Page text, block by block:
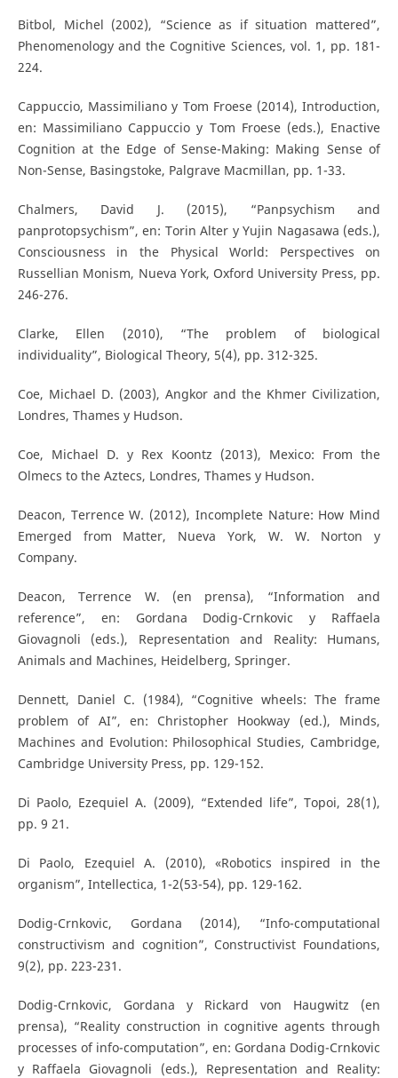
Bitbol, Michel (2002), “Science as if situation mattered”,
Phenomenology and the Cognitive Sciences, vol. 1, pp. 181-
224.
Cappuccio, Massimiliano y Tom Froese (2014), Introduction,
en: Massimiliano Cappuccio y Tom Froese (eds.), Enactive
Cognition at the Edge of Sense-Making: Making Sense of
Non-Sense, Basingstoke, Palgrave Macmillan, pp. 1-33.
Chalmers, David J. (2015), “Panpsychism and
panprotopsychism”, en: Torin Alter y Yujin Nagasawa (eds.),
Consciousness in the Physical World: Perspectives on
Russellian Monism, Nueva York, Oxford University Press, pp.
246-276.
Clarke, Ellen (2010), “The problem of biological
individuality”, Biological Theory, 5(4), pp. 312-325.
Coe, Michael D. (2003), Angkor and the Khmer Civilization,
Londres, Thames y Hudson.
Coe, Michael D. y Rex Koontz (2013), Mexico: From the
Olmecs to the Aztecs, Londres, Thames y Hudson.
Deacon, Terrence W. (2012), Incomplete Nature: How Mind
Emerged from Matter, Nueva York, W. W. Norton y
Company.
Deacon, Terrence W. (en prensa), “Information and
reference”, en: Gordana Dodig-Crnkovic y Raffaela
Giovagnoli (eds.), Representation and Reality: Humans,
Animals and Machines, Heidelberg, Springer.
Dennett, Daniel C. (1984), “Cognitive wheels: The frame
problem of AI”, en: Christopher Hookway (ed.), Minds,
Machines and Evolution: Philosophical Studies, Cambridge,
Cambridge University Press, pp. 129-152.
Di Paolo, Ezequiel A. (2009), “Extended life”, Topoi, 28(1),
pp. 9 21.
Di Paolo, Ezequiel A. (2010), «Robotics inspired in the
organism”, Intellectica, 1-2(53-54), pp. 129-162.
Dodig-Crnkovic, Gordana (2014), “Info-computational
constructivism and cognition”, Constructivist Foundations,
9(2), pp. 223-231.
Dodig-Crnkovic, Gordana y Rickard von Haugwitz (en
prensa), “Reality construction in cognitive agents through
processes of info-computation”, en: Gordana Dodig-Crnkovic
y Raffaela Giovagnoli (eds.), Representation and Reality: